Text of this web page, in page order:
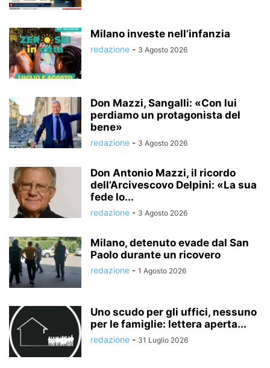
Milano investe nell’infanzia
redazione - 3 Agosto 2026
Don Mazzi, Sangalli: «Con lui
perdiamo un protagonista del
bene»
redazione - 3 Agosto 2026
Don Antonio Mazzi, il ricordo
dell’Arcivescovo Delpini: «La sua
fede lo...
redazione - 3 Agosto 2026
Milano, detenuto evade dal San
Paolo durante un ricovero
redazione - 1 Agosto 2026
Uno scudo per gli uffici, nessuno
per le famiglie: lettera aperta...
redazione - 31 Luglio 2026